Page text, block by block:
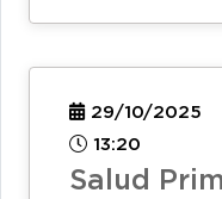
29/10/2025
13:20
Salud